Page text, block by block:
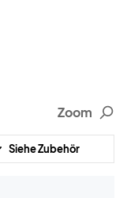
Zoom
Siehe Zubehör